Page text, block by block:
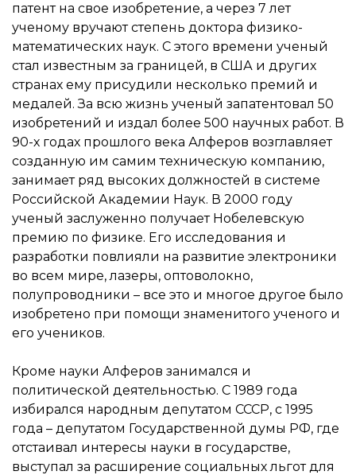
патент на свое изобретение, а через 7 лет
ученому вручают степень доктора физико-
математических наук. С этого времени ученый
стал известным за границей, в США и других
странах ему присудили несколько премий и
медалей. За всю жизнь ученый запатентовал 50
изобретений и издал более 500 научных работ. В
90-х годах прошлого века Алферов возглавляет
созданную им самим техническую компанию,
занимает ряд высоких должностей в системе
Российской Академии Наук. В 2000 году
ученый заслуженно получает Нобелевскую
премию по физике. Его исследования и
разработки повлияли на развитие электроники
во всем мире, лазеры, оптоволокно,
полупроводники – все это и многое другое было
изобретено при помощи знаменитого ученого и
его учеников.
Кроме науки Алферов занимался и
политической деятельностью. С 1989 года
избирался народным депутатом СССР, с 1995
года – депутатом Государственной думы РФ, где
отстаивал интересы науки в государстве,
выступал за расширение социальных льгот для